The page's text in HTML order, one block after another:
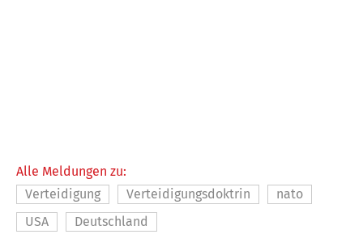
Alle Meldungen zu:
Verteidigung
Verteidigungsdoktrin
nato
USA
Deutschland